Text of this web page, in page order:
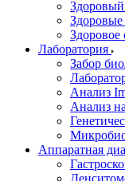
Здоровое
Лаборатория
Забор
Анализ
Анализ
Аппаратная